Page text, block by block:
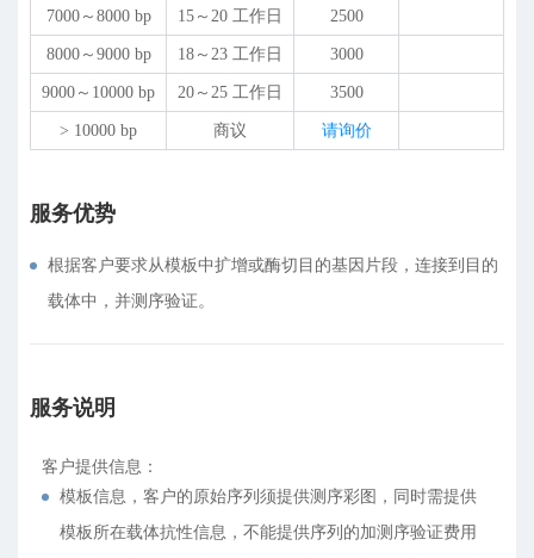
7000～8000 bp 15～20 工作日 2500
8000～9000 bp 18～23 工作日 3000
9000～10000 bp 20～25 工作日 3500
> 10000 bp 商议 请询价
服务优势
根据客户要求从模板中扩增或酶切目的基因片段，连接到目的
载体中，并测序验证。
服务说明
客户提供信息：
模板信息，客户的原始序列须提供测序彩图，同时需提供
模板所在载体抗性信息，不能提供序列的加测序验证费用